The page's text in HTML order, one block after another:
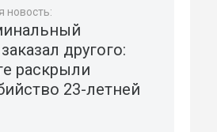
новость:
другого:
раскрыли
23-летней